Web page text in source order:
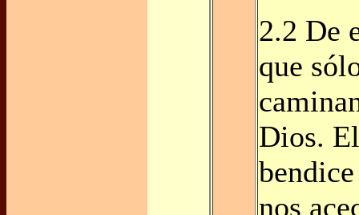
2.2 De
que
Dios.
nos